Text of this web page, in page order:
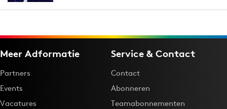
Meer Adformatie
Partners
Events
Vacatures
Service & Contact
Contact
Abonneren
Teamabonnementen